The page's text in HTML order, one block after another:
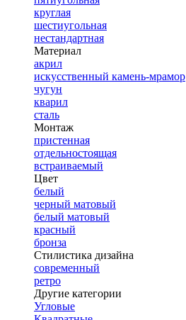
круглая
шестиугольная
нестандартная
Материал
акрил
искусственный камень-мрамор
чугун
кварил
сталь
Монтаж
пристенная
отдельностоящая
встраиваемый
Цвет
белый
черный матовый
белый матовый
красный
бронза
Стилистика дизайна
современный
ретро
Другие категории
Угловые